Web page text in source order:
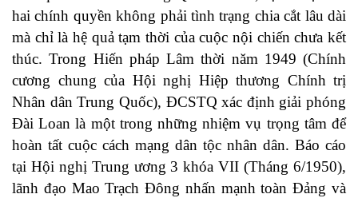
hai chính quyền không phải tình trạng chia cắt lâu dài
mà chỉ là hệ quả tạm thời của cuộc nội chiến chưa kết
thúc. Trong Hiến pháp Lâm thời năm 1949 (Chính
cương chung của Hội nghị Hiệp thương Chính trị
Nhân dân Trung Quốc), ĐCSTQ xác định giải phóng
Đài Loan là một trong những nhiệm vụ trọng tâm để
hoàn tất cuộc cách mạng dân tộc nhân dân. Báo cáo
tại Hội nghị Trung ương 3 khóa VII (Tháng 6/1950),
lãnh đạo Mao Trạch Đông nhấn mạnh toàn Đảng và